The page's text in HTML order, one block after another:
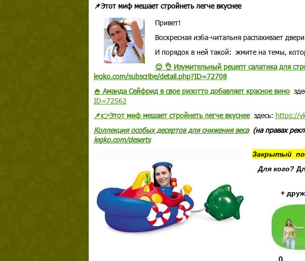
📌Этот миф мешает стройнеть легче вкуснее
Привет!
Воскресная изба-читальня распахивает
И порядок в ней такой: жмите на темы,
😊 👌 Изумительный рецепт салатика для
legko.com/subscribe/detail.php?ID=72708
🍚 Аманда Сейфрид в свое ризотто добавляет красное вино
ID=72562
📌👉Этот миф мешает стройнеть легче вкуснеездесь: https://
Коллекцияособых десертовдля снижения веса(на правах
legko.com/deserts
Закрытый
Для кого?
+